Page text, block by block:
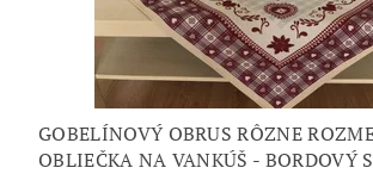
GOBELÍNOVÝ OBRUS RÔZNE
OBLIEČKA NA VANKÚŠ - BORDOVÝ